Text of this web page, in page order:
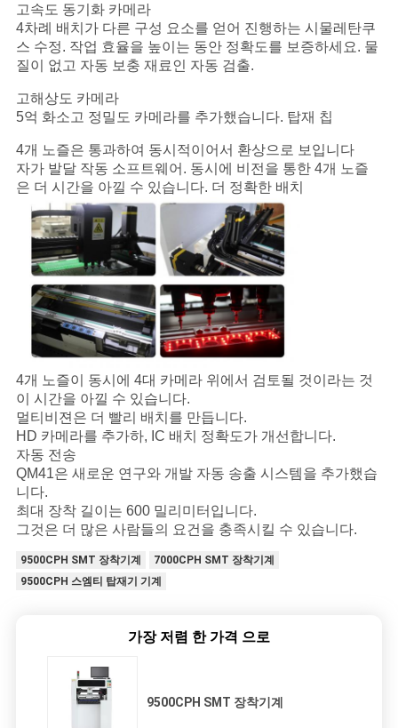
이
트
맵
PRIVACY
POLICY
고속도 동기화 카메라
4차례 배치가 다른 구성 요소를 얻어 진행하는 시물레탄쿠
스 수정. 작업 효율을 높이는 동안 정확도를 보증하세요. 물
질이 없고 자동 보충 재료인 자동 검출.
고해상도 카메라
5억 화소고 정밀도 카메라를 추가했습니다. 탑재 칩
4개 노즐은 통과하여 동시적이어서 환상으로 보입니다
자가 발달 작동 소프트웨어. 동시에 비전을 통한 4개 노즐
은 더 시간을 아낄 수 있습니다. 더 정확한 배치
4개 노즐이 동시에 4대 카메라 위에서 검토될 것이라는 것
이 시간을 아낄 수 있습니다.
멀티비젼은 더 빨리 배치를 만듭니다.
HD 카메라를 추가하, IC 배치 정확도가 개선합니다.
자동 전송
QM41은 새로운 연구와 개발 자동 송출 시스템을 추가했습
니다.
최대 장착 길이는 600 밀리미터입니다.
그것은 더 많은 사람들의 요건을 충족시킬 수 있습니다.
9500CPH SMT 장착기계
7000CPH SMT 장착기계
9500CPH 스엠티 탑재기 기계
가장 저렴 한 가격 으로
9500CPH SMT 장착기계